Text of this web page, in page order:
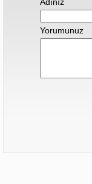
Adınız
Yorumunuz